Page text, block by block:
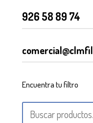
926 58 89 74
Encuentra tu filtro